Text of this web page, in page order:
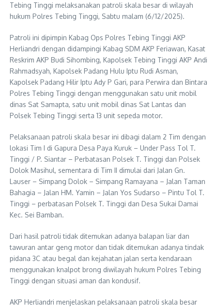
Tebing Tinggi melaksanakan patroli skala besar di wilayah
hukum Polres Tebing Tinggi, Sabtu malam (6/12/2025).
Patroli ini dipimpin Kabag Ops Polres Tebing Tinggi AKP
Herliandri dengan didampingi Kabag SDM AKP Feriawan, Kasat
Reskrim AKP Budi Sihombing, Kapolsek Tebing Tinggi AKP Andi
Rahmadsyah, Kapolsek Padang Hulu Iptu Rudi Asman,
Kapolsek Padang Hilir Iptu Ady P Gari, para Perwira dan Bintara
Polres Tebing Tinggi dengan menggunakan satu unit mobil
dinas Sat Samapta, satu unit mobil dinas Sat Lantas dan
Polsek Tebing Tinggi serta 13 unit sepeda motor.
Pelaksanaan patroli skala besar ini dibagi dalam 2 Tim dengan
lokasi Tim I di Gapura Desa Paya Kuruk – Under Pass Tol T.
Tinggi / P. Siantar – Perbatasan Polsek T. Tinggi dan Polsek
Dolok Masihul, sementara di Tim II dimulai dari Jalan Gn.
Lauser – Simpang Dolok – Simpang Ramayana – Jalan Taman
Bahagia – Jalan HM. Yamin – Jalan Yos Sudarso – Pintu Tol T.
Tinggi – perbatasan Polsek T. Tinggi dan Desa Sukai Damai
Kec. Sei Bamban.
Dari hasil patroli tidak ditemukan adanya balapan liar dan
tawuran antar geng motor dan tidak ditemukan adanya tindak
pidana 3C atau begal dan kejahatan jalan serta kendaraan
menggunakan knalpot brong diwilayah hukum Polres Tebing
Tinggi dengan situasi aman dan kondusif.
AKP Herliandri menjelaskan pelaksanaan patroli skala besar